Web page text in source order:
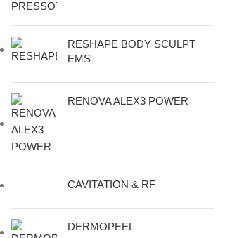
RESHAPE BODY SCULPT
EMS
RENOVA ALEX3 POWER
CAVITATION & RF
DERMOPEEL